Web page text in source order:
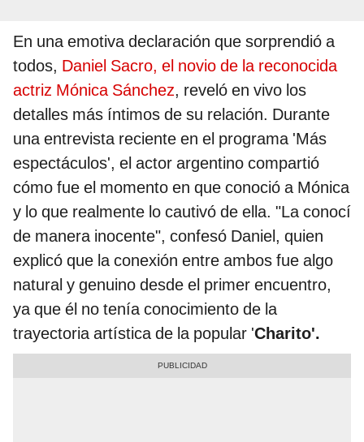
En una emotiva declaración que sorprendió a
todos, Daniel Sacro, el novio de la reconocida
actriz Mónica Sánchez, reveló en vivo los
detalles más íntimos de su relación. Durante
una entrevista reciente en el programa 'Más
espectáculos', el actor argentino compartió
cómo fue el momento en que conoció a Mónica
y lo que realmente lo cautivó de ella. "La conocí
de manera inocente", confesó Daniel, quien
explicó que la conexión entre ambos fue algo
natural y genuino desde el primer encuentro,
ya que él no tenía conocimiento de la
trayectoria artística de la popular 'Charito'.